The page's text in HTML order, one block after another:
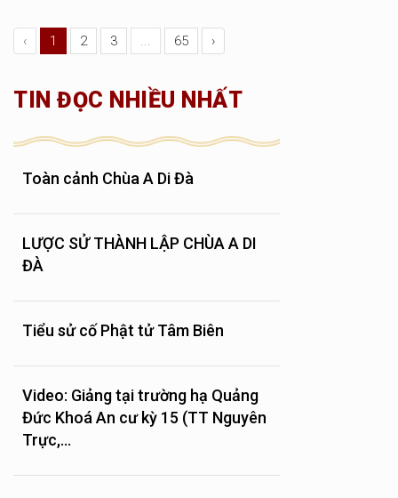
‹ 1 2 3 ... 65 ›
TIN ĐỌC NHIỀU NHẤT
Toàn cảnh Chùa A Di Đà
LƯỢC SỬ THÀNH LẬP CHÙA A DI
ĐÀ
Tiểu sử cố Phật tử Tâm Biên
Video: Giảng tại trường hạ Quảng
Đức Khoá An cư kỳ 15 (TT Nguyên
Trực,...